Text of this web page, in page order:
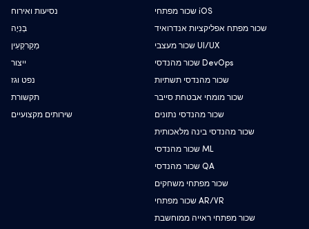
נסיעות ואירוח
בְּנִיָה
מְקַרקְעִין
ייצור
נפט וגז
תקשורת
שירותים מקצועיים
שכור מפתחי iOS
שכור מפתח אפליקציות אנדרואיד
שכור מעצבי UI/UX
שכור מהנדסי DevOps
שכור מהנדסי תשתיות
שכור מומחי אבטחת סייבר
שכור מהנדסי נתונים
שכור מהנדסי בינה מלאכותית
שכור מהנדסי ML
שכור מהנדסי QA
שכור מפתחי משחקים
שכור מפתחי AR/VR
שכור מפתחי ראייה ממוחשבת